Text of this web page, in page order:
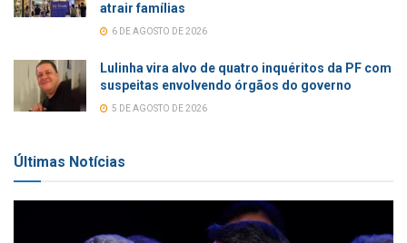
atrair famílias
6 DE AGOSTO DE 2026
Lulinha vira alvo de quatro inquéritos da PF com
suspeitas envolvendo órgãos do governo
5 DE AGOSTO DE 2026
Últimas Notícias